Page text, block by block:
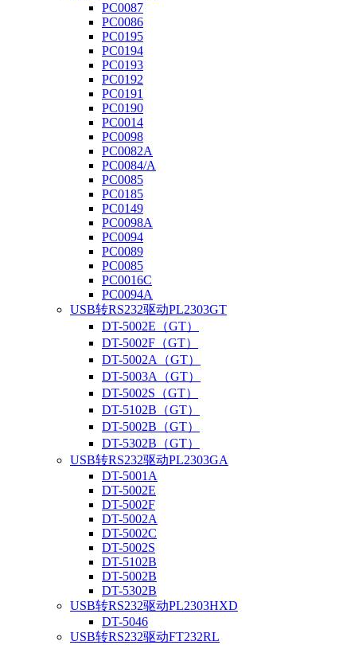
PC0087
PC0086
PC0195
PC0194
PC0193
PC0192
PC0191
PC0190
PC0014
PC0098
PC0082A
PC0084/A
PC0085
PC0185
PC0149
PC0098A
PC0094
PC0089
PC0085
PC0016C
PC0094A
USB转RS232驱动PL2303GT
DT-5002E（GT）
DT-5002F（GT）
DT-5002A（GT）
DT-5003A（GT）
DT-5002S（GT）
DT-5102B（GT）
DT-5002B（GT）
DT-5302B（GT）
USB转RS232驱动PL2303GA
DT-5001A
DT-5002E
DT-5002F
DT-5002A
DT-5002C
DT-5002S
DT-5102B
DT-5002B
DT-5302B
USB转RS232驱动PL2303HXD
DT-5046
USB转RS232驱动FT232RL